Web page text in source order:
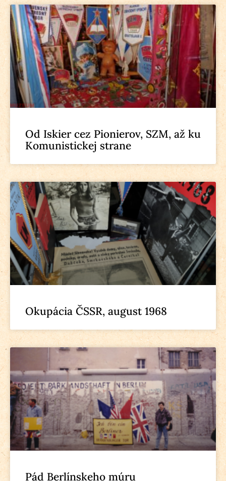
Od Iskier cez Pionierov, SZM, až ku
Komunistickej strane
Okupácia ČSSR, august 1968
Pád Berlínskeho múru